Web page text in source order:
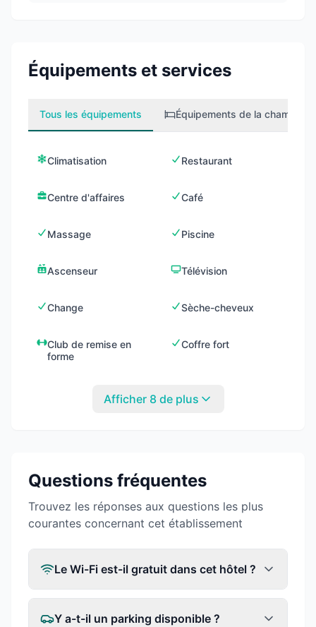
Équipements et services
Tous les équipements Équipements de la chambre
Climatisation Restaurant
Centre d'affaires Café
Massage Piscine
Ascenseur Télévision
Change Sèche-cheveux
Club de remise en
forme
Coffre fort
Afficher 8 de plus
Questions fréquentes
Trouvez les réponses aux questions les plus
courantes concernant cet établissement
Le Wi-Fi est-il gratuit dans cet hôtel ?
Y a-t-il un parking disponible ?